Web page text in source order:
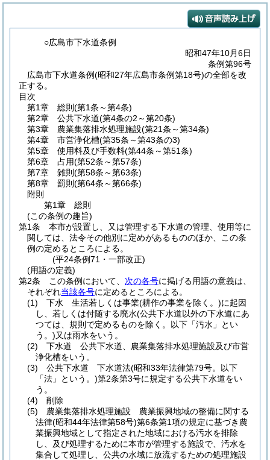
○広島市下水道条例
昭和47年10月6日
条例第96号
広島市下水道条例(昭和27年広島市条例第18号)の全部を改
正する。
目次
第1章
総則 (第1条～第4条)
第2章
公共下水道(第4条の2～第20条)
第3章
農業集落排水処理施設(第21条～第34条)
第4章
市営浄化槽(第35条～第43条の3)
第5章
使用料及び手数料(第44条～第51条)
第6章
占用(第52条～第57条)
第7章
雑則 (第58条～第63条)
第8章
罰則 (第64条～第66条)
附則
第1章
総則
(この条例の趣旨)
第1条
本市が設置し、又は管理する下水道の管理、使用等に
関しては、法令その他別に定めがあるもののほか、この条
例の定めるところによる。
(平24条例71・一部改正)
(用語の定義)
第2条
この条例において、 次の各号に掲げる用語の意義は、
それぞれ当該各号に定めるところによる。
(1)
下水 生活若しくは事業(耕作の事業を除く。)に起因
し、若しくは付随する廃水(公共下水道以外の下水道にあ
つては、規則で定めるものを除く。以下「汚水」とい
う。)又は雨水をいう。
(2)
下水道 公共下水道、農業集落排水処理施設及び市営
浄化槽をいう。
(3)
公共下水道 下水道法(昭和33年法律第79号。以下
「法」という。)第2条第3号に規定する公共下水道をい
う。
(4)
削除
(5)
農業集落排水処理施設 農業振興地域の整備に関する
法律(昭和44年法律第58号)第6条第1項の規定に基づき農
業振興地域として指定された地域における汚水を排除
し、及び処理するために本市が管理する施設で、汚水を
集合して処理し、公共の水域に放流するための処理施設